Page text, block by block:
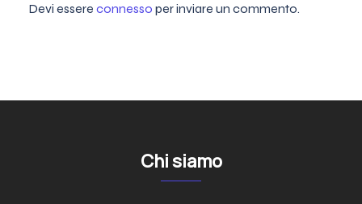
Devi essere connesso per inviare un commento.
Chi siamo